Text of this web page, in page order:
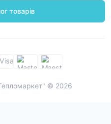
товарів
© 2026